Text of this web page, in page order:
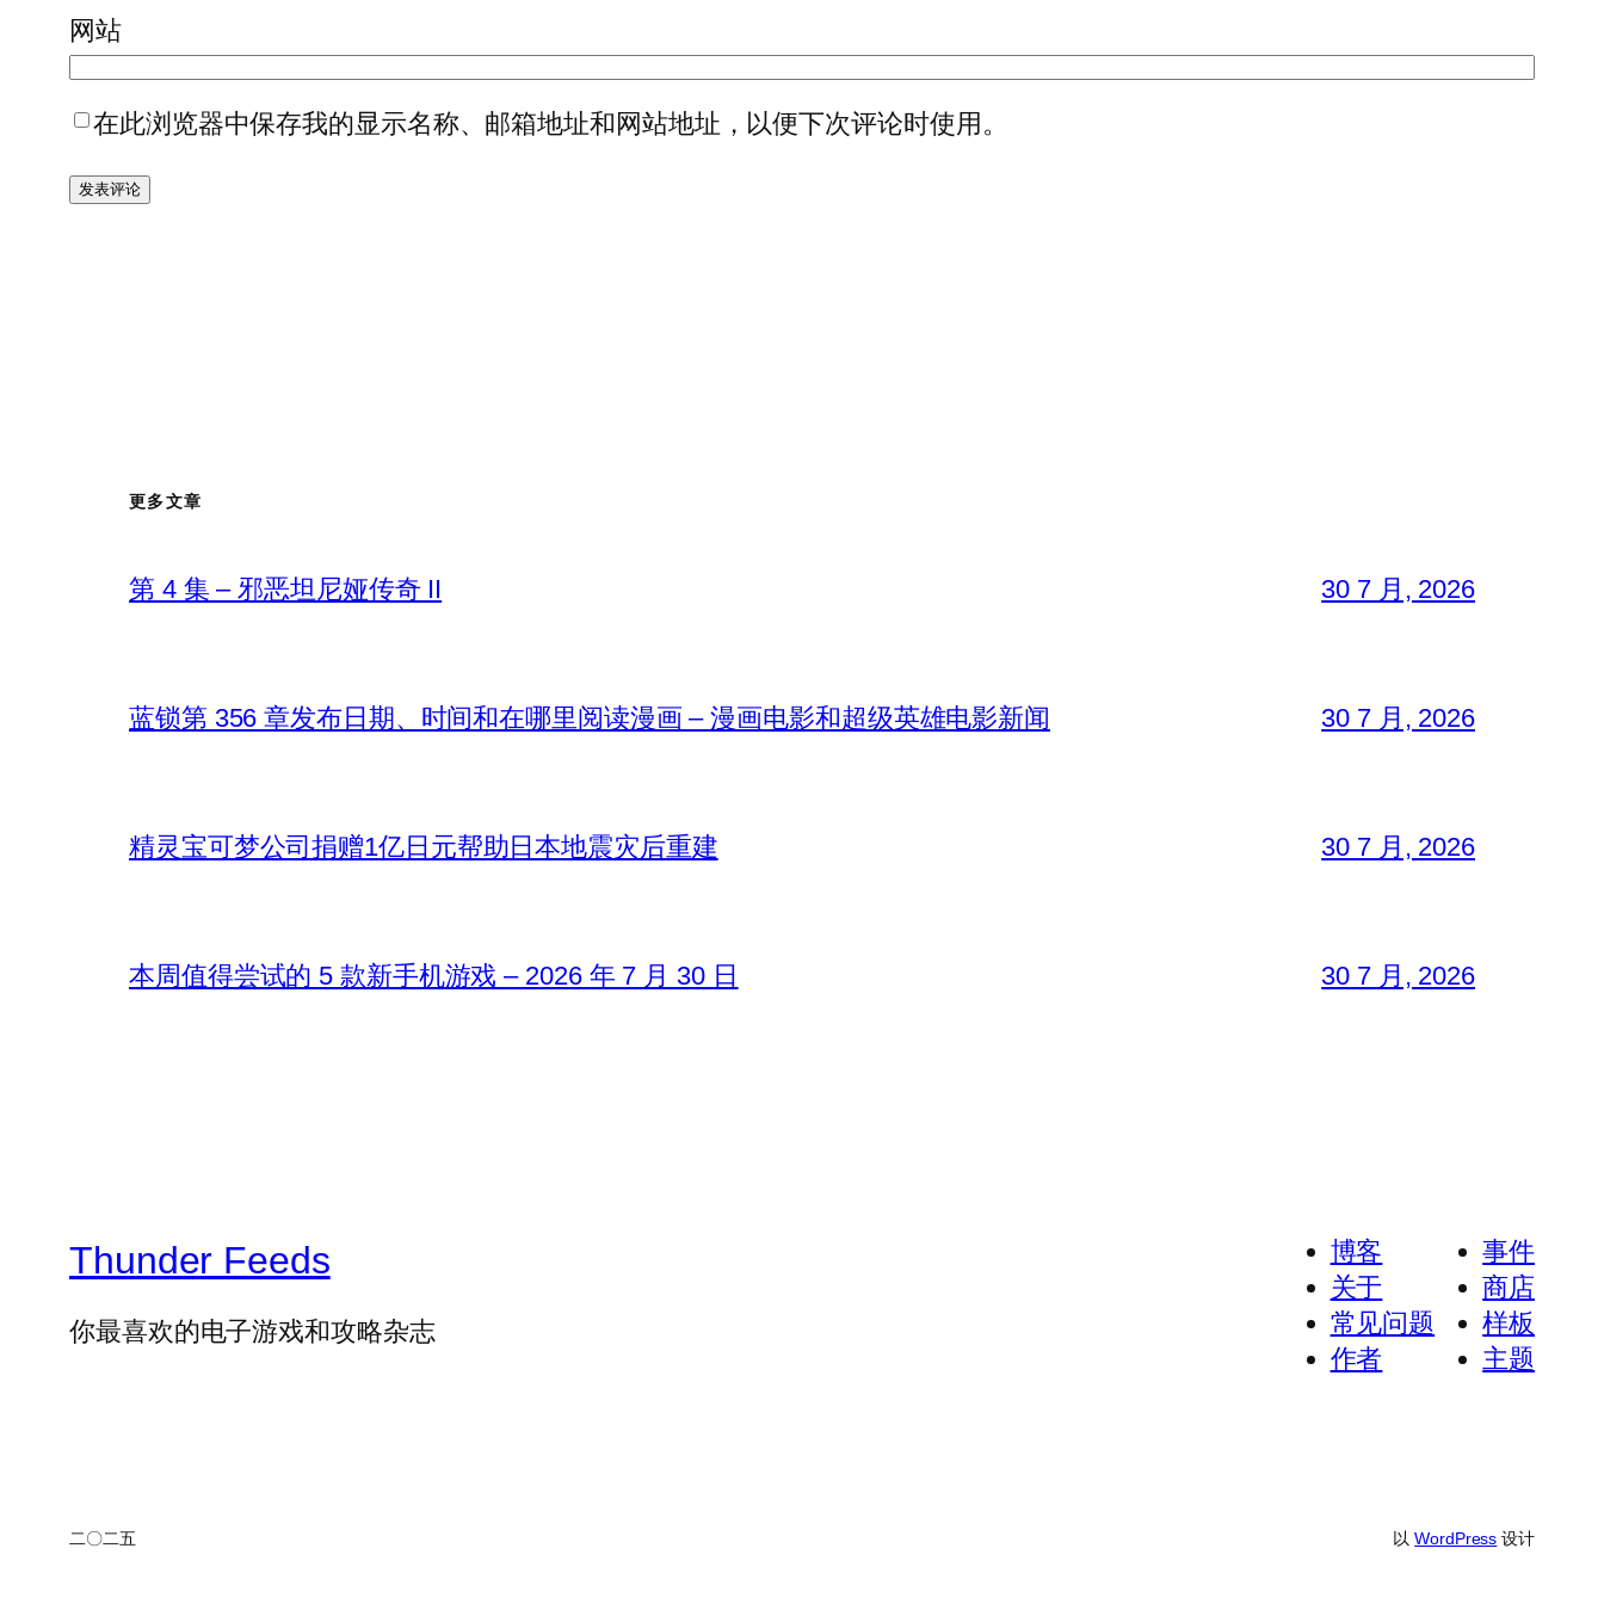
网站
在此浏览器中保存我的显示名称、邮箱地址和网站地址，以便下次评论时使用。
更多文章
第 4 集 – 邪恶坦尼娅传奇 II 30 7 月, 2026
蓝锁第 356 章发布日期、时间和在哪里阅读漫画 – 漫画电影和超级英雄电影新闻 30 7 月, 2026
精灵宝可梦公司捐赠1亿日元帮助日本地震灾后重建 30 7 月, 2026
本周值得尝试的 5 款新手机游戏 – 2026 年 7 月 30 日 30 7 月, 2026
Thunder Feeds
你最喜欢的电子游戏和攻略杂志
博客
关于
常见问题
作者
事件
商店
样板
主题
二〇二五 以WordPress 设计